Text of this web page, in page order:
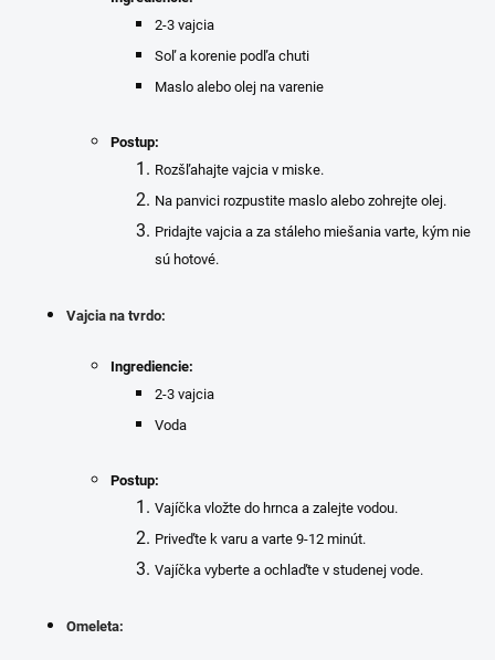
2-3 vajcia
Soľ a korenie podľa chuti
Maslo alebo olej na varenie
Postup:
Rozšľahajte vajcia v miske.
Na panvici rozpustite maslo alebo zohrejte olej.
Pridajte vajcia a za stáleho miešania varte, kým nie
sú hotové.
Vajcia na tvrdo:
Ingrediencie:
2-3 vajcia
Voda
Postup:
Vajíčka vložte do hrnca a zalejte vodou.
Priveďte k varu a varte 9-12 minút.
Vajíčka vyberte a ochlaďte v studenej vode.
Omeleta: